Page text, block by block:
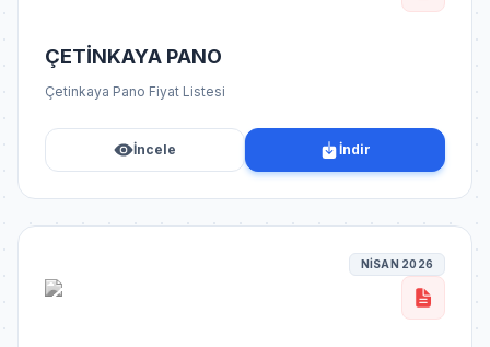
ÇETİNKAYA PANO
Çetinkaya Pano Fiyat Listesi
İncele İndir
NİSAN 2026